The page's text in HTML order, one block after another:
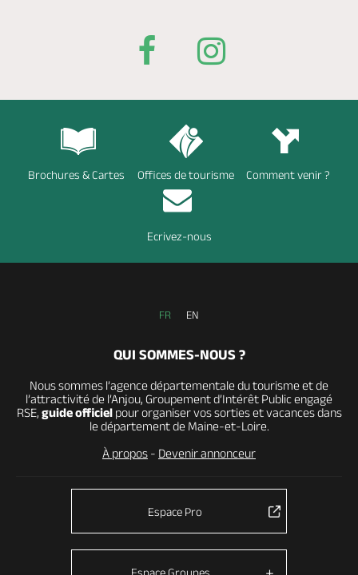
Brochures & Cartes Offices de tourisme Comment venir ?
Ecrivez-nous
FR EN
QUI SOMMES-NOUS ?
Nous sommes l’agence départementale du tourisme et de
l’attractivité de l’Anjou, Groupement d’Intérêt Public engagé
RSE, guide officielpour organiser vos sorties et vacances dans
le département de Maine-et-Loire.
À propos - Devenir annonceur
Espace Pro
Espace Groupes